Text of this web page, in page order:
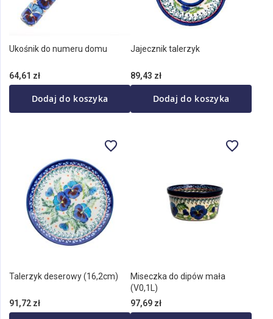
Ukośnik do numeru domu
64,61 zł
Dodaj do koszyka
Jajecznik talerzyk
89,43 zł
Dodaj do koszyka
Talerzyk deserowy (16,2cm)
91,72 zł
Miseczka do dipów mała
(V0,1L)
97,69 zł